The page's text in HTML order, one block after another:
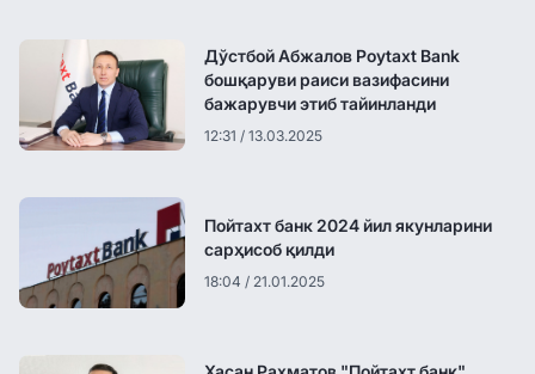
Дўстбой Абжалов Poytaxt Bank
бошқаруви раиси вазифасини
бажарувчи этиб тайинланди
12:31 / 13.03.2025
Пойтахт банк 2024 йил якунларини
сарҳисоб қилди
18:04 / 21.01.2025